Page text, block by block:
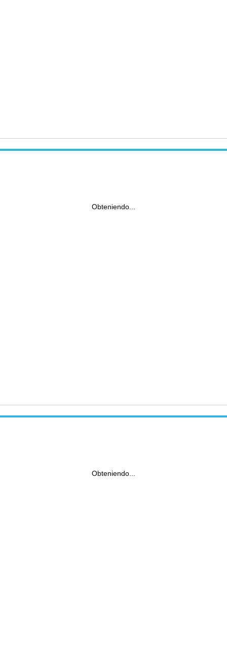
Obteniendo...
Obteniendo...